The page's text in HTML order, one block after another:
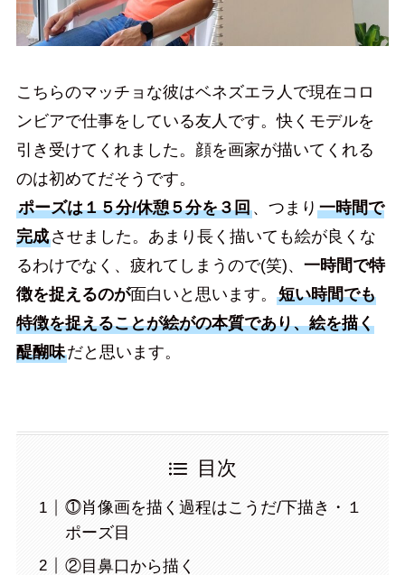
こちらのマッチョな彼はベネズエラ人で現在コロ
ンビアで仕事をしている友人です。快くモデルを
引き受けてくれました。顔を画家が描いてくれる
のは初めてだそうです。
ポーズは１５分/休憩５分を３回、つまり 一時間で
完成させました。あまり長く描いても絵が良くな
るわけでなく、疲れてしまうので(笑)、 一時間で特
徴を捉えるのが面白いと思います。 短い時間でも
特徴を捉えることが絵がの本質であり、絵を描く
醍醐味だと思います。
目次
⓵肖像画を描く過程はこうだ/下描き・１
ポーズ目
②目鼻口から描く